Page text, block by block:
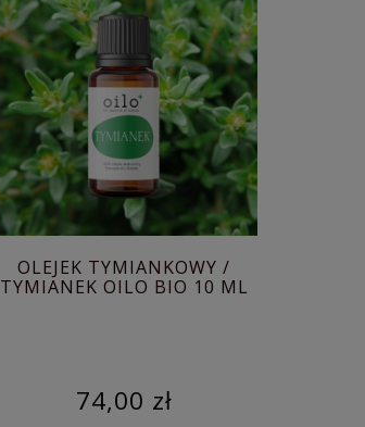
OLEJEK TYMIANKOWY /
TYMIANEK OILO BIO 10 ML
74,00 zł